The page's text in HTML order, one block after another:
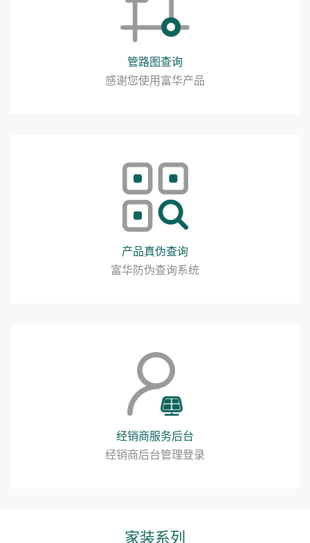
管路图查询
感谢您使用富华产品
产品真伪查询
富华防伪查询系统
经销商服务后台
经销商后台管理登录
家装系列